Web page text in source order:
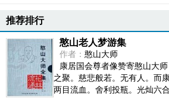
推荐排行
憨山老人梦游集
作者： 憨山大师
康居国会尊者像赞寄憨山
之聚。慈悲般若。无有人。而
两目流血。舍利投瓶。光灿六